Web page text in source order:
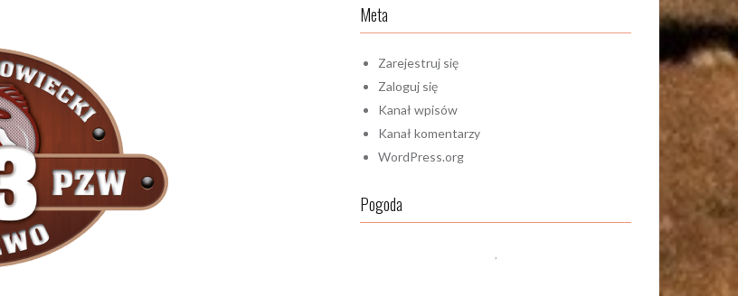
Meta
Zarejestruj się
Zaloguj się
Kanał wpisów
Kanał komentarzy
WordPress.org
Pogoda